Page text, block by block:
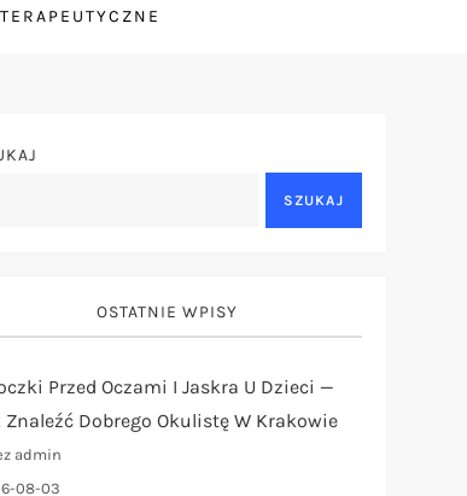
SZUKAJ
OSTATNIE WPISY
Przed Oczami I Jaskra U Dzieci —
Znaleźć Dobrego Okulistę W Krakowie
admin
08-03